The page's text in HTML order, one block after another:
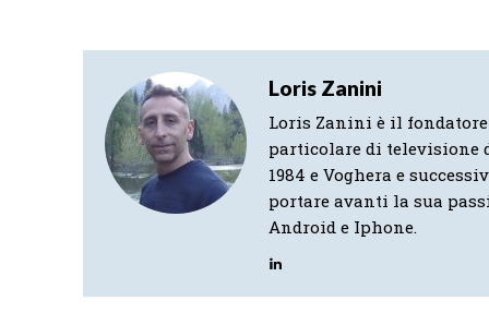
Loris Zanini
Loris Zanini è il
particolare di televisione
1984 e Voghera e
portare avanti la sua
Android e Iphone.